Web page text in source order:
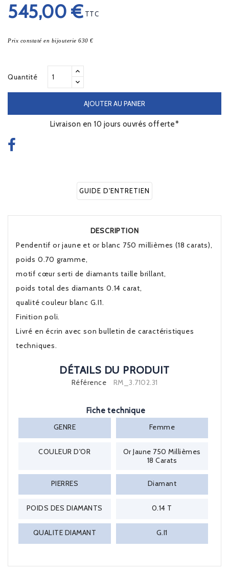
545,00 € TTC
Prix constaté en bijouterie 630 €
Quantité
AJOUTER AU PANIER
Livraison en 10 jours ouvrés offerte*
GUIDE D'ENTRETIEN
DESCRIPTION
Pendentif or jaune et or blanc 750 millièmes (18 carats),
poids 0.70 gramme,
motif cœur serti de diamants taille brillant,
poids total des diamants 0.14 carat,
qualité couleur blanc G.I1.
Finition poli.
Livré en écrin avec son bulletin de caractéristiques
techniques.
DÉTAILS DU PRODUIT
Référence RM_3.7102.31
Fiche technique
GENRE
Femme
COULEUR D'OR
Or Jaune 750 Millièmes
18 Carats
PIERRES Diamant
POIDS DES DIAMANTS 0.14 T
QUALITE DIAMANT G.I1